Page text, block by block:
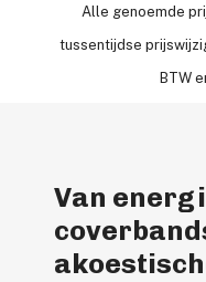
Alle genoemde
tussentijdse
BTW
Van